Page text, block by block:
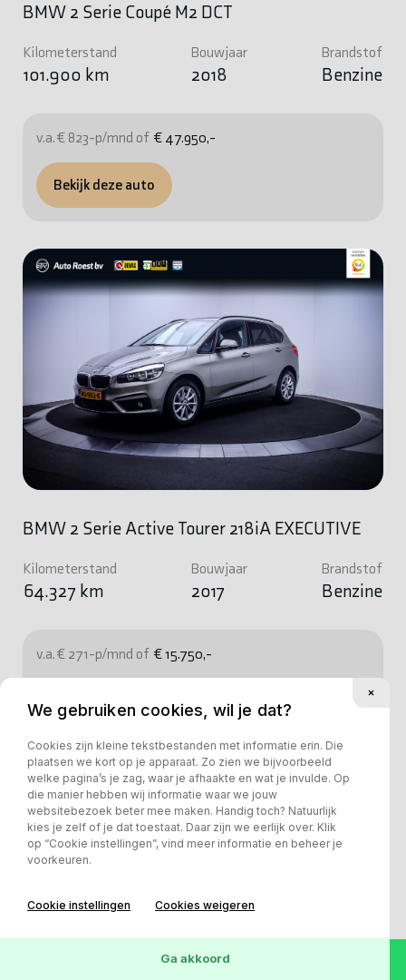
BMW 2 Serie Coupé M2 DCT
Kilometerstand
101.900 km
Bouwjaar
2018
Brandstof
Benzine
v.a. € 823-p/mnd of € 47.950,-
Bekijk deze auto
BMW 2 Serie Active Tourer 218iA EXECUTIVE
Kilometerstand
64.327 km
Bouwjaar
2017
Brandstof
Benzine
v.a. € 271-p/mnd of € 15.750,-
Bekijk deze auto
We gebruiken cookies, wil je dat?
Cookies zijn kleine tekstbestanden met informatie erin. Die
plaatsen we kort op je apparaat. Zo zien we bijvoorbeeld
welke pagina’s je zag, waar je afhaakte en wat je invulde. Op
die manier hebben wij informatie waar we jouw
websitebezoek beter mee maken. Handig toch? Natuurlijk
kies je zelf of je dat toestaat. Daar zijn we eerlijk over. Klik
op “Cookie instellingen”, vind meer informatie en beheer je
voorkeuren.
Cookie instellingen Cookies weigeren
Ga akkoord